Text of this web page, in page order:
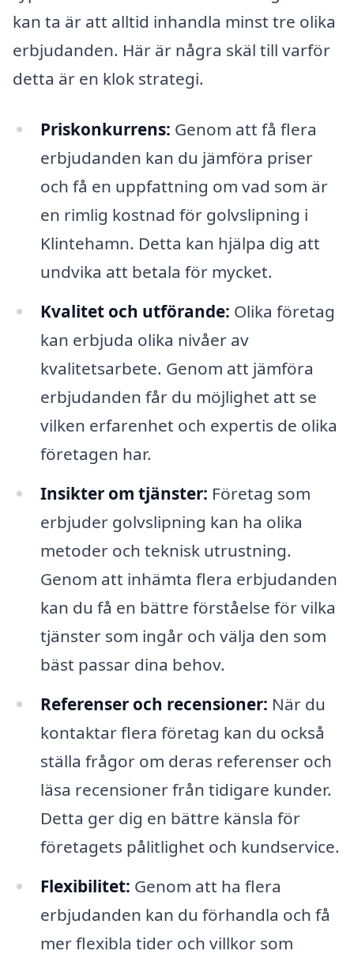
kan ta är att alltid inhandla minst tre olika
erbjudanden. Här är några skäl till varför
detta är en klok strategi.
Priskonkurrens: Genom att få flera
erbjudanden kan du jämföra priser
och få en uppfattning om vad som är
en rimlig kostnad för golvslipning i
Klintehamn. Detta kan hjälpa dig att
undvika att betala för mycket.
Kvalitet och utförande: Olika företag
kan erbjuda olika nivåer av
kvalitetsarbete. Genom att jämföra
erbjudanden får du möjlighet att se
vilken erfarenhet och expertis de olika
företagen har.
Insikter om tjänster: Företag som
erbjuder golvslipning kan ha olika
metoder och teknisk utrustning.
Genom att inhämta flera erbjudanden
kan du få en bättre förståelse för vilka
tjänster som ingår och välja den som
bäst passar dina behov.
Referenser och recensioner: När du
kontaktar flera företag kan du också
ställa frågor om deras referenser och
läsa recensioner från tidigare kunder.
Detta ger dig en bättre känsla för
företagets pålitlighet och kundservice.
Flexibilitet: Genom att ha flera
erbjudanden kan du förhandla och få
mer flexibla tider och villkor som